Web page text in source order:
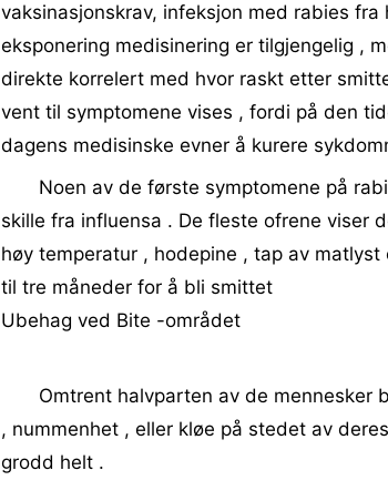
vaksinasjonskrav, infeksjon med rabies
eksponering medisinering er tilgjengelig ,
direkte korrelert med hvor raskt etter
vent til symptomene vises , fordi på den
dagens medisinske evner å kurere
Noen av de første symptomene på
skille fra influensa . De fleste ofrene viser
høy temperatur , hodepine , tap av
til tre måneder for å bli smittet
Ubehag ved Bite -området
Omtrent halvparten av de mennesker
, nummenhet , eller kløe på stedet av
grodd helt .